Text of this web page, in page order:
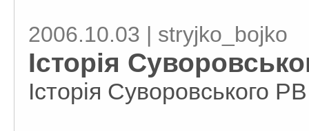
2006.10.03 | stryjko_bojko
Історія
Історія Суворовського